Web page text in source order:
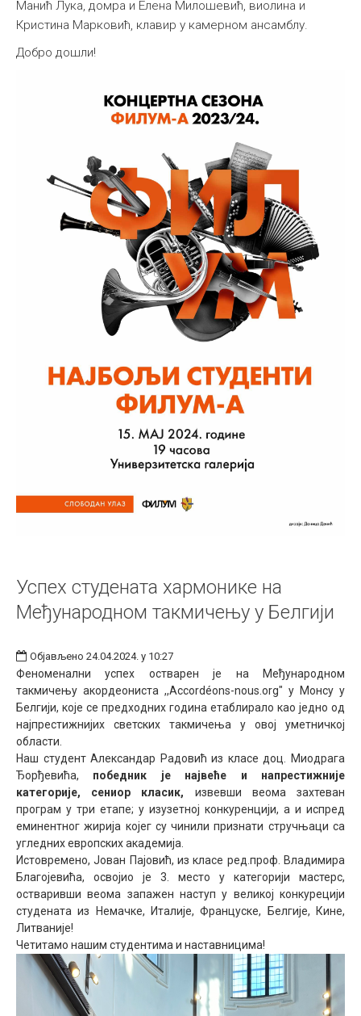
Манић Лука, домра и Елена Милошевић, виолина и
Кристина Марковић, клавир у камерном ансамблу.
Добро дошли!
Успех студената хармонике на
Међународном такмичењу у Белгији
Објављено 24.04.2024. у 10:27
Феноменални успех остварен је на Међународном
такмичењу акордеониста ,,Accordéons-nous.org" у Монсу у
Белгији, које се предходних година етаблирало као једно од
најпрестижнијих светских такмичења у овој уметничкој
области.
Наш студент Александар Радовић из класе доц. Миодрага
Ђорђевића, победник је највеће и напрестижније
категорије, сениор класик, извевши веома захтеван
програм у три етапе; у изузетној конкуренцији, а и испред
еминентног жирија којег су чинили признати стручњаци са
угледних европских академија.
Истовремено, Јован Пајовић, из класе ред.проф. Владимира
Благојевића, освојио је 3. место у категорији мастерс,
остваривши веома запажен наступ у великој конкурецији
студената из Немачке, Италије, Француске, Белгије, Кине,
Литваније!
Четитамо нашим студентима и наставницима!